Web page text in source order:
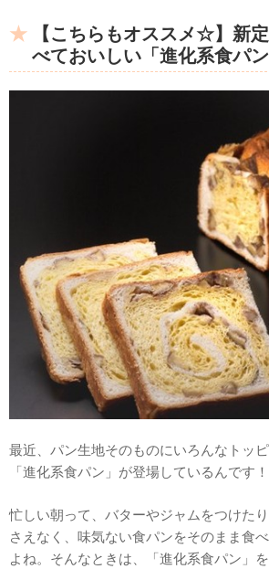
【こちらもオススメ☆】新
べておいしい「進化系食パ
最近、パン生地そのものにいろんなトッ
「進化系食パン」が登場しているんです！
忙しい朝って、バターやジャムをつけた
さえなく、味気ない食パンをそのまま食
よね。そんなときは、「進化系食パン」